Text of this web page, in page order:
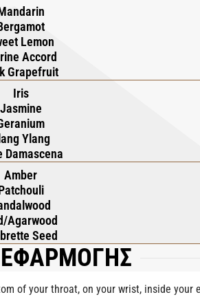
Lemon
Accord
Grapefruit
Iris
Jasmine
Ylang
Damascena
Amber
Agarwood
Seed
of your throat, on your wrist, inside your